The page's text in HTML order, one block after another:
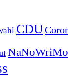
CDU
NaNoWriMo